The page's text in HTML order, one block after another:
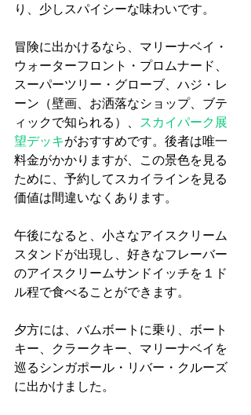
り、少しスパイシーな味わいです。
冒険に出かけるなら、マリーナベイ・
ウォーターフロント・プロムナード、
スーパーツリー・グローブ、ハジ・レ
ーン（壁画、お洒落なショップ、ブテ
ィックで知られる）、 スカイパーク展
望デッキがおすすめです。後者は唯一
料金がかかりますが、この景色を見る
ために、予約してスカイラインを見る
価値は間違いなくあります。
午後になると、小さなアイスクリーム
スタンドが出現し、好きなフレーバー
のアイスクリームサンドイッチを１ド
ル程で食べることができます。
夕方には、バムボートに乗り、ボート
キー、クラークキー、マリーナベイを
巡るシンガポール・リバー・クルーズ
に出かけました。